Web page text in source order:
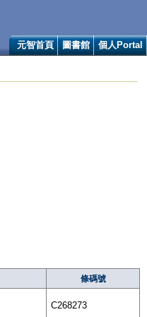
元智首頁 圖書館 個人Portal
條碼號
C268273